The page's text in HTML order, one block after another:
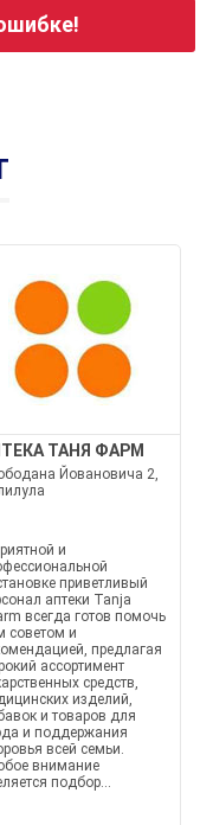
ТАНЯ ФАРМ
Йовановича 2,
и
приветливый
аптеки Tanja
всегда готов помочь
советом и
предлагая
ассортимент
средств,
изделий,
и товаров для
и поддержания
всей семьи.
внимание
подбор...